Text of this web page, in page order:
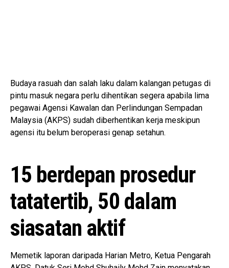
Budaya rasuah dan salah laku dalam kalangan petugas di
pintu masuk negara perlu dihentikan segera apabila lima
pegawai Agensi Kawalan dan Perlindungan Sempadan
Malaysia (AKPS) sudah diberhentikan kerja meskipun
agensi itu belum beroperasi genap setahun.
15 berdepan prosedur
tatatertib, 50 dalam
siasatan aktif
Memetik laporan daripada Harian Metro, Ketua Pengarah